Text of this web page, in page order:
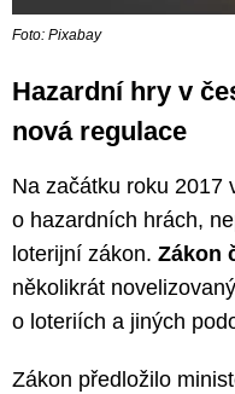
Foto: Pixabay
Hazardní hry v
nová regulace
Na začátku roku 2017
o hazardních hrách,
loterijní zákon. Zákon
několikrát
o loteriích a jiných
Zákon předložilo